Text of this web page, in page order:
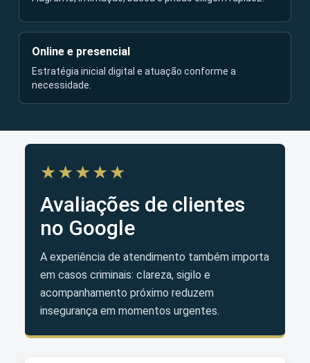
Online e presencial
Estratégia inicial digital e atuação conforme a
necessidade.
★★★★★
Avaliações de clientes
no Google
A experiência de atendimento também importa
em casos criminais: clareza, sigilo e
acompanhamento próximo reduzem
insegurança em momentos urgentes.